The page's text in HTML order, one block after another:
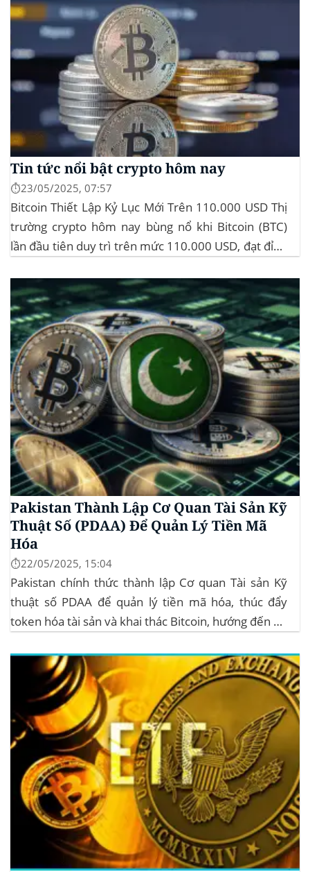
Tin tức nổi bật crypto hôm nay
⏱️23/05/2025, 07:57
Bitcoin Thiết Lập Kỷ Lục Mới Trên 110.000 USD Thị
trường crypto hôm nay bùng nổ khi Bitcoin (BTC)
lần đầu tiên duy trì trên mức 110.000 USD, đạt đỉnh
mức giá cao nhất từ trước đến nay của...
Pakistan Thành Lập Cơ Quan Tài Sản Kỹ
Thuật Số (PDAA) Để Quản Lý Tiền Mã
Hóa
⏱️22/05/2025, 15:04
Pakistan chính thức thành lập Cơ quan Tài sản Kỹ
thuật số PDAA để quản lý tiền mã hóa, thúc đẩy
token hóa tài sản và khai thác Bitcoin, hướng đến hệ
Hóa Mới tại Pakistan Chính phủ Pakistan...